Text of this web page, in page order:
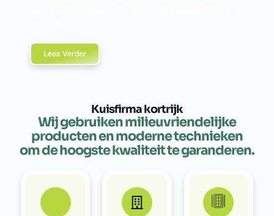
Lees Verder
Kuisfirma kortrijk
Wij gebruiken milieuvriendelijke
producten en moderne technieken
om de hoogste kwaliteit te garanderen.